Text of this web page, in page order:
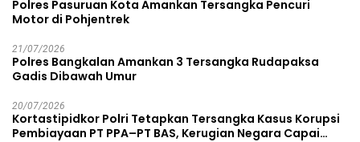
Polres Pasuruan Kota Amankan Tersangka Pencuri
Motor di Pohjentrek
21/07/2026
Polres Bangkalan Amankan 3 Tersangka Rudapaksa
Gadis Dibawah Umur
20/07/2026
Kortastipidkor Polri Tetapkan Tersangka Kasus Korupsi
Pembiayaan PT PPA–PT BAS, Kerugian Negara Capai